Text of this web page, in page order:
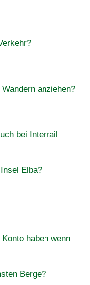
anziehen?
bei Interrail
Elba?
haben wenn
Berge?